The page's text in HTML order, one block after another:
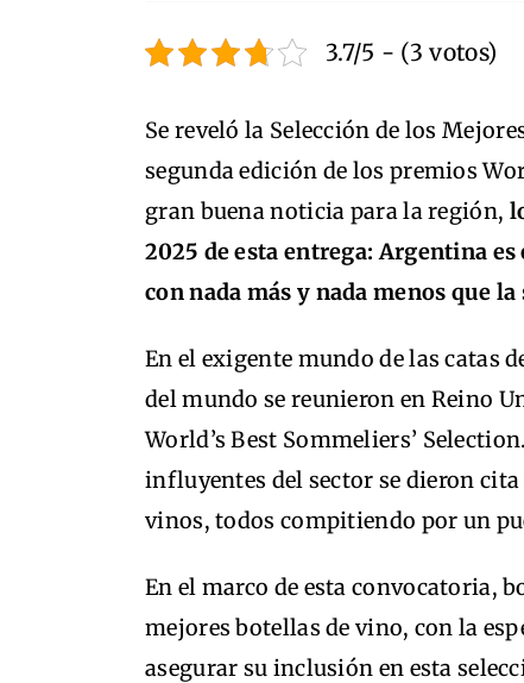
3.7/5 - (3 votos)
Se reveló la Selección de los
segunda edición de los premios
gran buena noticia para la región,
2025 de esta entrega: Argentina
con nada más y nada menos que
En el exigente mundo de las catas
del mundo se reunieron en Reino
World’s Best Sommeliers’
influyentes del sector se dieron
vinos, todos compitiendo por un
En el marco de esta convocatoria,
mejores botellas de vino, con la
asegurar su inclusión en esta